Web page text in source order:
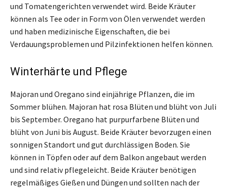
und Tomatengerichten verwendet wird. Beide Kräuter
können als Tee oder in Form von Ölen verwendet werden
und haben medizinische Eigenschaften, die bei
Verdauungsproblemen und Pilzinfektionen helfen können.
Winterhärte und Pflege
Majoran und Oregano sind einjährige Pflanzen, die im
Sommer blühen. Majoran hat rosa Blüten und blüht von Juli
bis September. Oregano hat purpurfarbene Blüten und
blüht von Juni bis August. Beide Kräuter bevorzugen einen
sonnigen Standort und gut durchlässigen Boden. Sie
können in Töpfen oder auf dem Balkon angebaut werden
und sind relativ pflegeleicht. Beide Kräuter benötigen
regelmäßiges Gießen und Düngen und sollten nach der